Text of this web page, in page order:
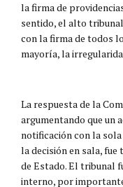
la firma de
sentido, el alto
con la firma de todos
mayoría, la
La respuesta de la
argumentando que un
notificación con la
la decisión en sala,
de Estado. El tribunal
interno, por